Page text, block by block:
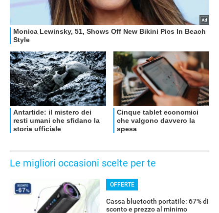
OFFERTE
Le migliori occasioni scelte per te
OFFERTE
Cassa bluetooth portatile: 67% di
sconto e prezzo al minimo